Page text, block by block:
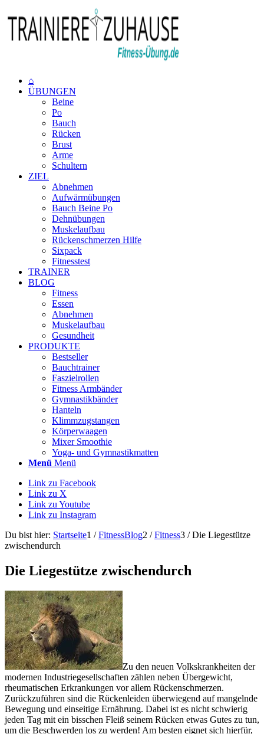
⌂
ÜBUNGEN
Beine
Po
Bauch
Rücken
Brust
Arme
Schultern
ZIEL
Abnehmen
Aufwärmübungen
Bauch Beine Po
Dehnübungen
Muskelaufbau
Rückenschmerzen Hilfe
Sixpack
Fitnesstest
TRAINER
BLOG
Fitness
Essen
Abnehmen
Muskelaufbau
Gesundheit
PRODUKTE
Bestseller
Bauchtrainer
Faszielrollen
Fitness Armbänder
Gymnastikbänder
Hanteln
Klimmzugstangen
Körperwaagen
Mixer Smoothie
Yoga- und Gymnastikmatten
Menü Menü
Link zu Facebook
Link zu X
Link zu Youtube
Link zu Instagram
Du bist hier: Startseite1 / FitnessBlog2 / Fitness3 / Die Liegestütze
zwischendurch
Die Liegestütze zwischendurch
Zu den neuen Volkskrankheiten der
modernen Industriegesellschaften zählen neben Übergewicht,
rheumatischen Erkrankungen vor allem Rückenschmerzen.
Zurückzuführen sind die Rückenleiden überwiegend auf mangelnde
Bewegung und einseitige Ernährung. Dabei ist es nicht schwierig
jeden Tag mit ein bisschen Fleiß seinem Rücken etwas Gutes zu tun,
um die Beschwerden los zu werden! Am besten eignet sich hierfür,